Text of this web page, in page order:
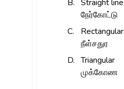
B.
Straight line
நேர்கோட்டு
C.
Rectangular
நீள்சதுர
D.
Triangular
முக்கோண